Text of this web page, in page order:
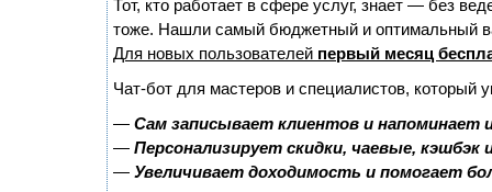
Тот, кто работает в сфере услуг, знает — без
тоже. Нашли самый бюджетный и оптимальный
Для новых пользователей первый месяц
Чат-бот для мастеров и специалистов, который
— Сам записывает клиентов и напоминает
— Персонализирует скидки, чаевые, кэшбэк
— Увеличивает доходимость и помогает